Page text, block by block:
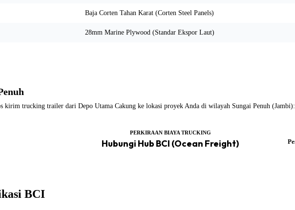
Baja Corten Tahan Karat (Corten Steel Panels)
28mm Marine Plywood (Standar Ekspor Laut)
kirim trucking trailer dari Depo Utama Cakung ke lokasi proyek Anda di wilayah Sungai Penuh (Jambi):
PERKIRAAN BIAYA TRUCKING
Hubungi Hub BCI (Ocean Freight)
BCI